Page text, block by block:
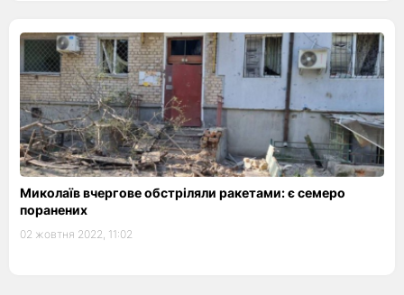
Миколаїв вчергове обстріляли ракетами: є семеро
поранених
02 жовтня 2022, 11:02